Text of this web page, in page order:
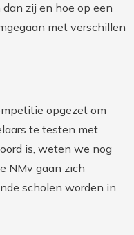
zij en hoe op een
met verschillen
opgezet om
te testen met
is, weten we nog
NMv gaan zich
scholen worden in